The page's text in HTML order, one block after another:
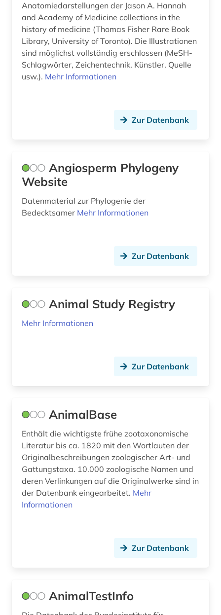
europa (6)
evaluation (1)
evangelische kirche (1)
farbe (1)
farnpflanzen (1)
fernerkundung (1)
fischerei (1)
fischereiwesen (1)
fischkunde (1)
flechten (2)
flora (2)
schriftsteller; kabarettist; journalist; kritiker;
librettist; historiker; romancier (1)
Anatomiedarstellungen der Jason A. Hannah
and Academy of Medicine collections in the
history of medicine (Thomas Fisher Rare Book
Library, University of Toronto). Die Illustrationen
sind möglichst vollständig erschlossen (MeSH-
Schlagwörter, Zeichentechnik, Künstler, Quelle
usw.). Mehr Informationen
Zur Datenbank
Angiosperm Phylogeny
Website
Datenmaterial zur Phylogenie der
Bedecktsamer Mehr Informationen
Zur Datenbank
Animal Study Registry
Mehr Informationen
Zur Datenbank
AnimalBase
Enthält die wichtigste frühe zootaxonomische
Literatur bis ca. 1820 mit den Wortlauten der
Originalbeschreibungen zoologischer Art- und
Gattungstaxa. 10.000 zoologische Namen und
deren Verlinkungen auf die Originalwerke sind in
der Datenbank eingearbeitet. Mehr
Informationen
Zur Datenbank
AnimalTestInfo